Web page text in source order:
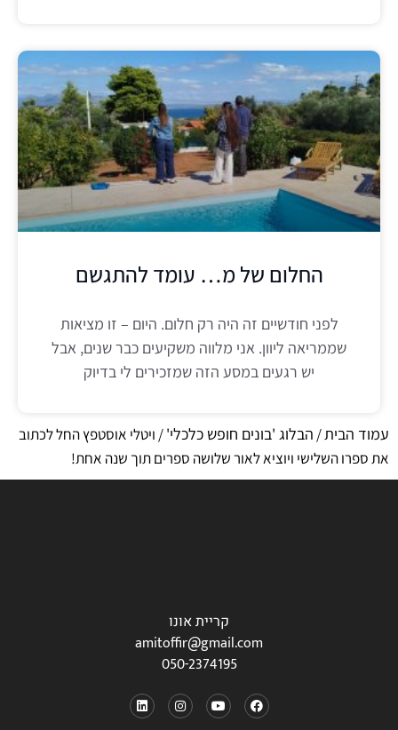
החלום של מ… עומד להתגשם
לפני חודשיים זה היה רק חלום. היום – זו מציאות
שממריאה ליוון. אני מלווה משקיעים כבר שנים, אבל
יש רגעים במסע הזה שמזכירים לי בדיוק
עמוד הבית/הבלוג 'בונים חופש כלכלי'/ ויטלי אוסטפץ החל לכתוב
את ספרו השלישי ויוציא לאור שלושה ספרים תוך שנה אחת!
קריית אונו
amitoffir@gmail.com
050-2374195